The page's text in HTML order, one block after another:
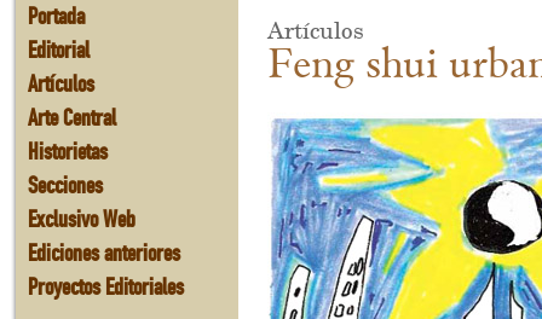
Portada
Editorial
Artículos
Arte Central
Historietas
Secciones
Exclusivo Web
Ediciones anteriores
Proyectos Editoriales
Artículos
Feng shui